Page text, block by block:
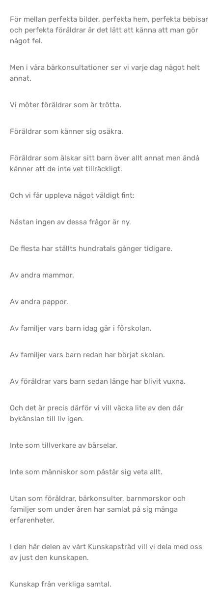
För mellan perfekta bilder, perfekta hem, perfekta bebisar
och perfekta föräldrar är det lätt att känna att man gör
något fel.
Men i våra bärkonsultationer ser vi varje dag något helt
annat.
Vi möter föräldrar som är trötta.
Föräldrar som känner sig osäkra.
Föräldrar som älskar sitt barn över allt annat men ändå
känner att de inte vet tillräckligt.
Och vi får uppleva något väldigt fint:
Nästan ingen av dessa frågor är ny.
De flesta har ställts hundratals gånger tidigare.
Av andra mammor.
Av andra pappor.
Av familjer vars barn idag går i förskolan.
Av familjer vars barn redan har börjat skolan.
Av föräldrar vars barn sedan länge har blivit vuxna.
Och det är precis därför vi vill väcka lite av den där
bykänslan till liv igen.
Inte som tillverkare av bärselar.
Inte som människor som påstår sig veta allt.
Utan som föräldrar, bärkonsulter, barnmorskor och
familjer som under åren har samlat på sig många
erfarenheter.
I den här delen av vårt Kunskapsträd vill vi dela med oss
av just den kunskapen.
Kunskap från verkliga samtal.